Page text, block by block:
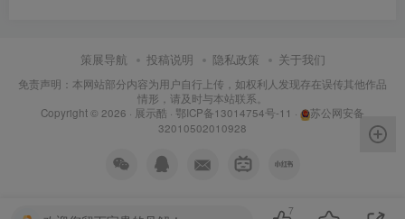
策展导航 投稿说明 隐私政策 关于我们
免责声明：本网站部分内容为用户自行上传，如权利人发现存在误传其他作品
情形，请及时与本站联系。
Copyright © 2026 · 展示酷 · 鄂ICP备13014754号-11 ·
苏公网安备
32010502010928
7